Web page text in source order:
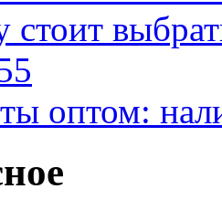
стоит
оптом: